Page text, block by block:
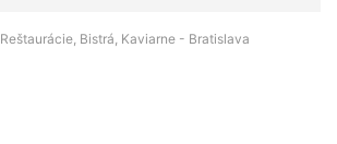
Reštaurácie, Bistrá, Kaviarne - Bratislava